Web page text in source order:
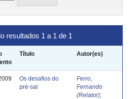
resultados 1 a 1 de 1
Título Autor(es)
Os desafios do
pré-sal
Ferro,
Fernando
(Relator);